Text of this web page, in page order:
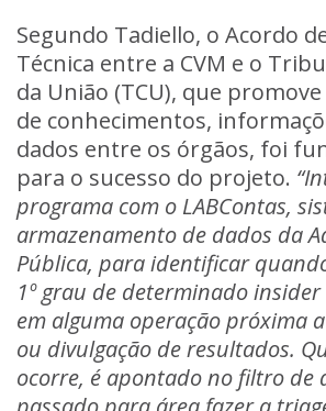
Segundo Tadiello, o Acordo
Técnica entre a CVM e o
da União (TCU), que
de conhecimentos,
dados entre os órgãos, foi
para o sucesso do projeto.
programa com o LABContas,
armazenamento de dados da
Pública, para identificar
1º grau de determinado
em alguma operação próxima
ou divulgação de resultados.
ocorre, é apontado no filtro de